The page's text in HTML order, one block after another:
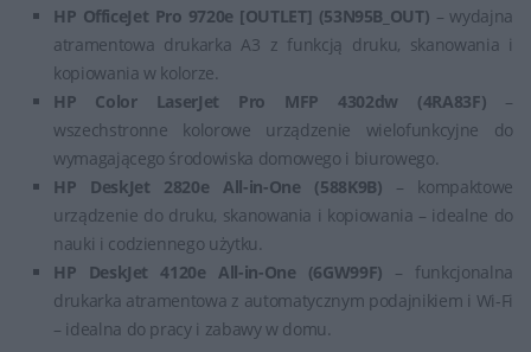
HP OfficeJet Pro 9720e [OUTLET] (53N95B_OUT) – wydajna
atramentowa drukarka A3 z funkcją druku, skanowania i
kopiowania w kolorze.
HP Color LaserJet Pro MFP 4302dw (4RA83F) –
wszechstronne kolorowe urządzenie wielofunkcyjne do
wymagającego środowiska domowego i biurowego.
HP DeskJet 2820e All-in-One (588K9B) – kompaktowe
urządzenie do druku, skanowania i kopiowania – idealne do
nauki i codziennego użytku.
HP DeskJet 4120e All-in-One (6GW99F) – funkcjonalna
drukarka atramentowa z automatycznym podajnikiem i Wi-Fi
– idealna do pracy i zabawy w domu.